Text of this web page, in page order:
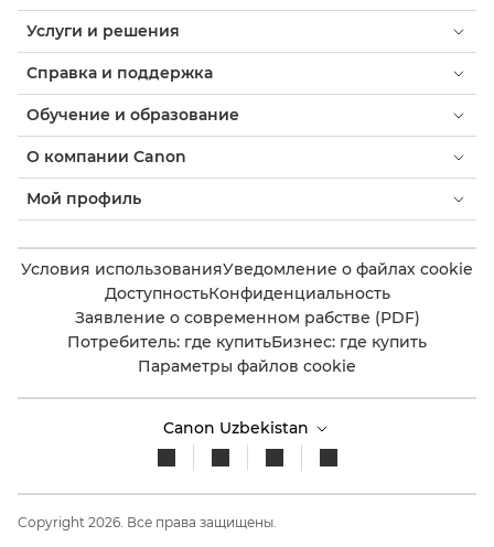
Услуги и решения
Справка и поддержка
Обучение и образование
О компании Canon
Мой профиль
Условия использованияУведомление о файлах cookie
ДоступностьКонфиденциальность
Заявление о современном рабстве (PDF)
Потребитель: где купитьБизнес: где купить
Параметры файлов cookie
Canon Uzbekistan
Copyright 2026. Все права защищены.